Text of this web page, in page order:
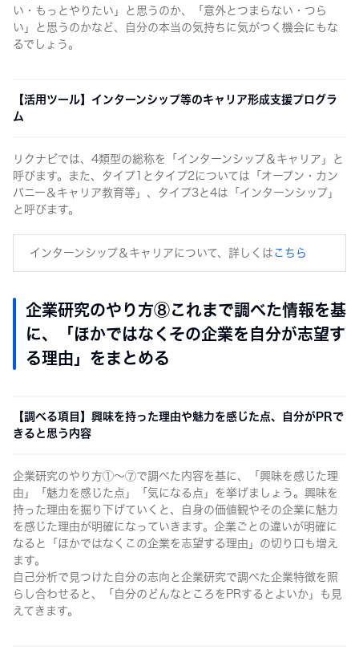
い・もっとやりたい」と思うのか、「意外とつまらない・つら
い」と思うのかなど、自分の本当の気持ちに気がつく機会にもな
るでしょう。
【活用ツール】インターンシップ等のキャリア形成支援プログラ
ム
リクナビでは、4類型の総称を「インターンシップ＆キャリア」と
呼びます。また、タイプ1とタイプ2については「オープン・カン
パニー＆キャリア教育等」、タイプ3と4は「インターンシップ」
と呼びます。
インターンシップ＆キャリアについて、詳しくは こちら
企業研究のやり方⑧これまで調べた情報を基
に、「ほかではなくその企業を自分が志望す
る理由」をまとめる
【調べる項目】興味を持った理由や魅力を感じた点、自分がPRで
きると思う内容
企業研究のやり方①～⑦で調べた内容を基に、「興味を感じた理
由」「魅力を感じた点」「気になる点」を挙げましょう。興味を
持った理由を掘り下げていくと、自身の価値観やその企業に魅力
を感じた理由が明確になっていきます。企業ごとの違いが明確に
なると「ほかではなくこの企業を志望する理由」の切り口も増え
ます。
自己分析で見つけた自分の志向と企業研究で調べた企業特徴を照
らし合わせると、「自分のどんなところをPRするとよいか」も見
えてきます。